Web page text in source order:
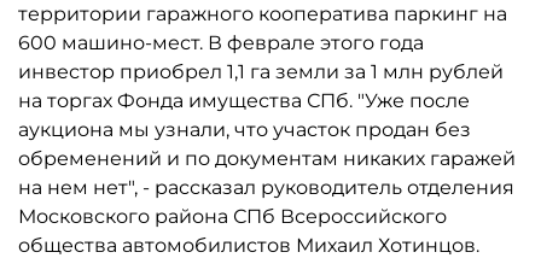
территории гаражного кооператива паркинг на
600 машино-мест. В феврале этого года
инвестор приобрел 1,1 га земли за 1 млн рублей
на торгах Фонда имущества СПб. "Уже после
аукциона мы узнали, что участок продан без
обременений и по документам никаких гаражей
на нем нет", - рассказал руководитель отделения
Московского района СПб Всероссийского
общества автомобилистов Михаил Хотинцов.